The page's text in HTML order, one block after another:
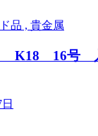
品 , 貴金属
K18 16号